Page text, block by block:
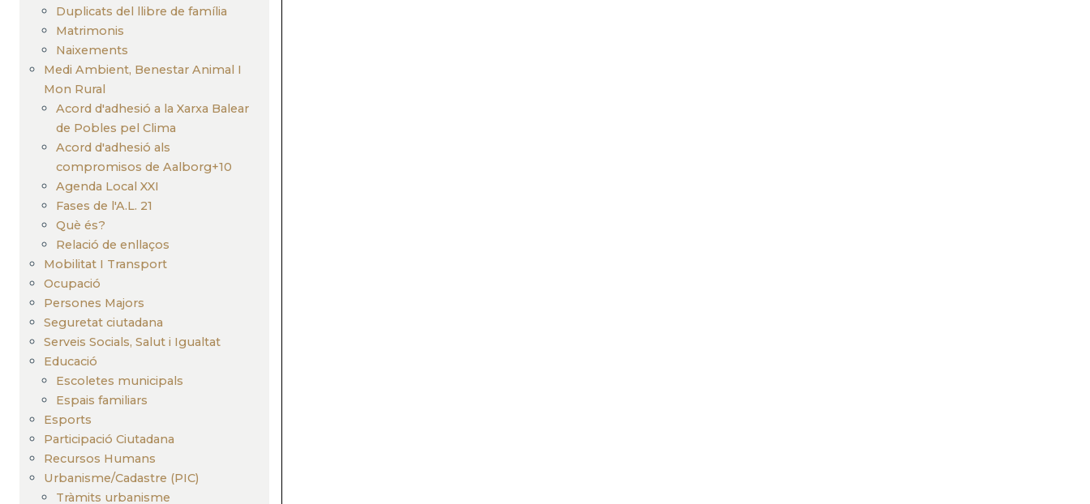
Duplicats del llibre de família
Matrimonis
Naixements
Medi Ambient, Benestar Animal I
Mon Rural
Acord d'adhesió a la Xarxa Balear
de Pobles pel Clima
Acord d'adhesió als
compromisos de Aalborg+10
Agenda Local XXI
Fases de l'A.L. 21
Què és?
Relació de enllaços
Mobilitat I Transport
Ocupació
Persones Majors
Seguretat ciutadana
Serveis Socials, Salut i Igualtat
Educació
Escoletes municipals
Espais familiars
Esports
Participació Ciutadana
Recursos Humans
Urbanisme/Cadastre (PIC)
Tràmits urbanisme